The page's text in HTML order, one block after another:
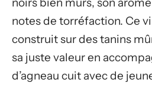
notes de torréfaction. Ce
construit sur des tanins
sa juste valeur en
d’agneau cuit avec de